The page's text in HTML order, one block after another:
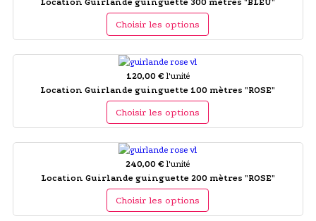
Location Guirlande guinguette 300 mètres "BLEU"
Choisir les options
120,00 € l'unité
Location Guirlande guinguette 100 mètres "ROSE"
Choisir les options
240,00 € l'unité
Location Guirlande guinguette 200 mètres "ROSE"
Choisir les options